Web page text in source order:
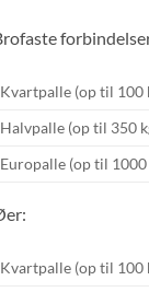
Kvartpalle (op til 100
Halvpalle (op til 350
Europalle (op til 1000
Kvartpalle (op til 100